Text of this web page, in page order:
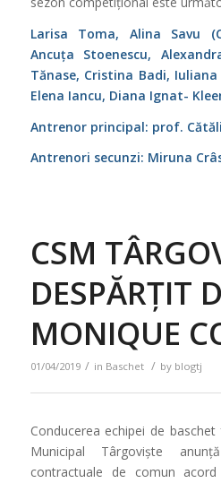
Larisa Toma, Alina Savu
Ancuța Stoenescu,
Tănase, Cristina Badi,
Elena Iancu, Diana Ignat-
Antrenor principal: prof.
Antrenori secunzi: Miruna
CSM
DESPĂRȚIT
MONIQUE
01/04/2019 / in Baschet / by blogtj
Conducerea echipei de
Municipal Târgoviște
contractuale de comun